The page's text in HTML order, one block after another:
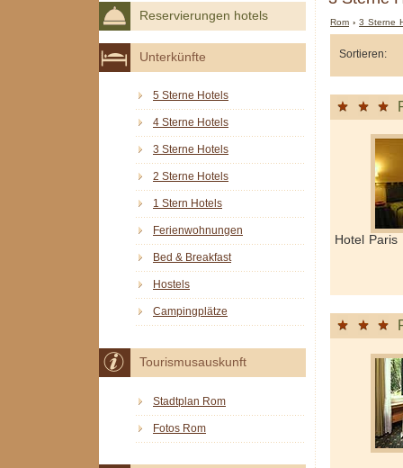
Rom ›3 Sterne
Sortieren:
Hotel
Reservierungen hotels
Unterkünfte
5 Sterne Hotels
4 Sterne Hotels
3 Sterne Hotels
2 Sterne Hotels
1 Stern Hotels
Ferienwohnungen
Bed & Breakfast
Hostels
Campingplätze
Tourismusauskunft
Stadtplan Rom
Fotos Rom